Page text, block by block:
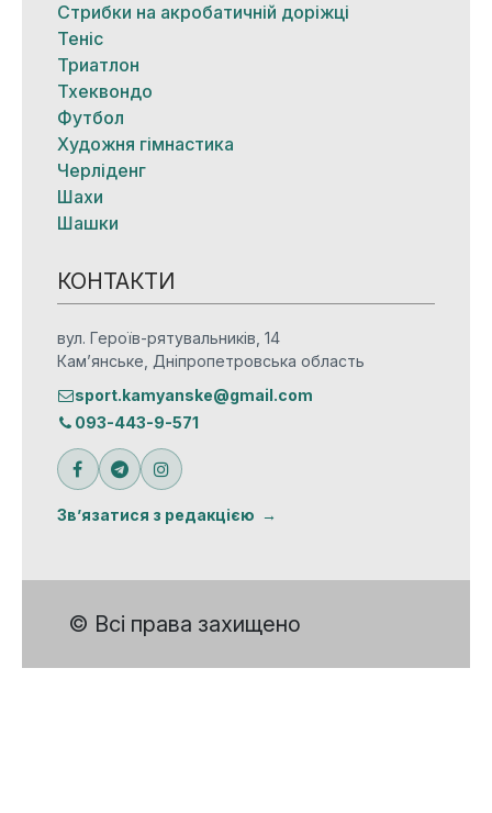
Стрибки на акробатичній доріжці
Теніс
Триатлон
Тхеквондо
Футбол
Художня гімнастика
Черліденг
Шахи
Шашки
КОНТАКТИ
вул. Героїв-рятувальників, 14
Кам’янське, Дніпропетровська область
sport.kamyanske@gmail.com
093-443-9-571
Зв’язатися з редакцією
© Всі права захищено